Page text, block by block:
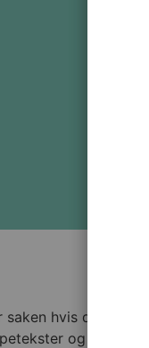
hvis det er
og varsler